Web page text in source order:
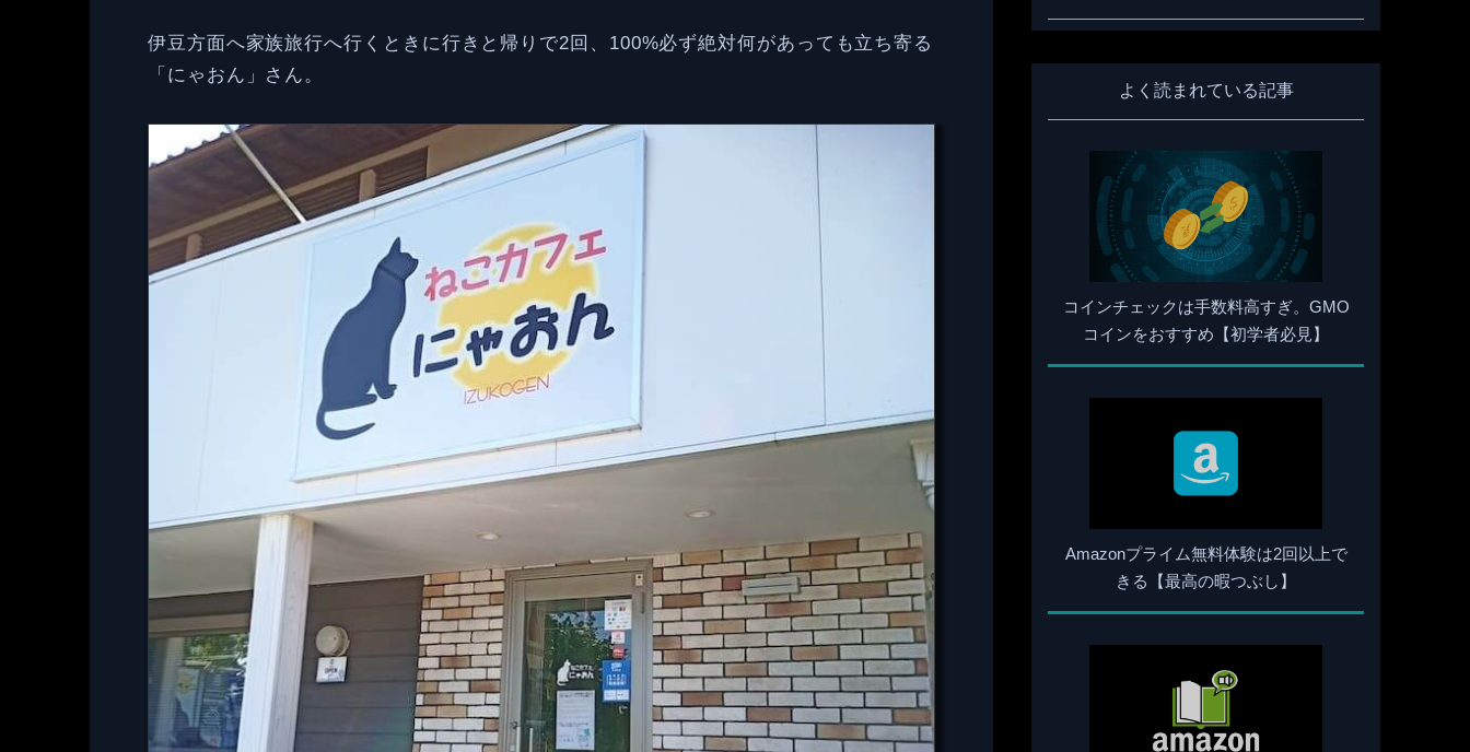
伊豆方面へ家族旅行へ行くときに行きと帰りで2回、100%必ず絶対何があっても立ち寄る
「にゃおん」さん。
よく読まれている記事
コインチェックは手数料高すぎ。GMO
コインをおすすめ【初学者必見】
Amazonプライム無料体験は2回以上で
きる【最高の暇つぶし】